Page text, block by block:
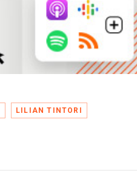
LILIAN TINTORI